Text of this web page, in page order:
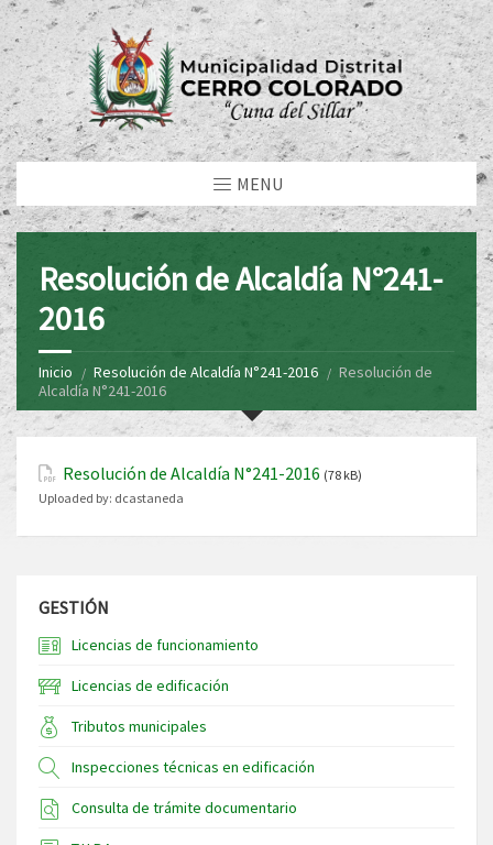
MENU
Resolución de Alcaldía N°241-
2016
Inicio Resolución de Alcaldía N°241-2016
Resolución de
Alcaldía N°241-2016
Resolución de Alcaldía N°241-2016 (78 kB)
Uploaded by: dcastaneda
GESTIÓN
Licencias de funcionamiento
Licencias de edificación
Tributos municipales
Inspecciones técnicas en edificación
Consulta de trámite documentario